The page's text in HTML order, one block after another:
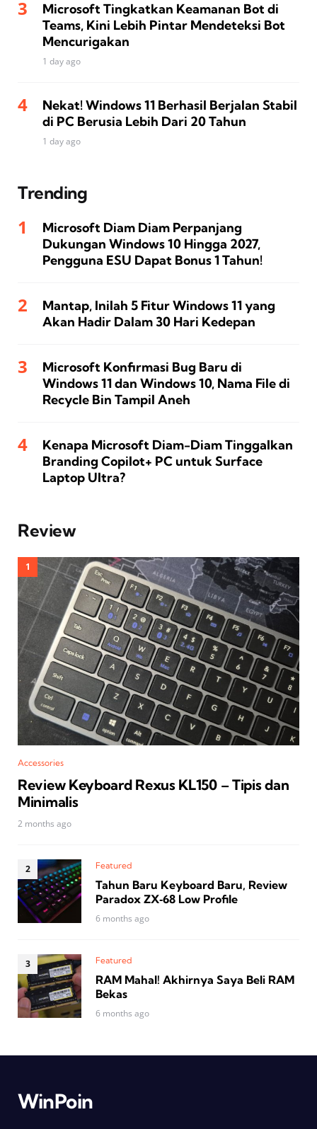
Microsoft Tingkatkan Keamanan Bot di
Teams, Kini Lebih Pintar Mendeteksi Bot
Mencurigakan
1 day ago
Nekat! Windows 11 Berhasil Berjalan Stabil
di PC Berusia Lebih Dari 20 Tahun
1 day ago
Trending
Microsoft Diam Diam Perpanjang
Dukungan Windows 10 Hingga 2027,
Pengguna ESU Dapat Bonus 1 Tahun!
Mantap, Inilah 5 Fitur Windows 11 yang
Akan Hadir Dalam 30 Hari Kedepan
Microsoft Konfirmasi Bug Baru di
Windows 11 dan Windows 10, Nama File di
Recycle Bin Tampil Aneh
Kenapa Microsoft Diam-Diam Tinggalkan
Branding Copilot+ PC untuk Surface
Laptop Ultra?
Review
Accessories
Review Keyboard Rexus KL150 – Tipis dan
Minimalis
2 months ago
Featured
Tahun Baru Keyboard Baru, Review
Paradox ZX‑68 Low Profile
6 months ago
Featured
RAM Mahal! Akhirnya Saya Beli RAM
Bekas
6 months ago
WinPoin